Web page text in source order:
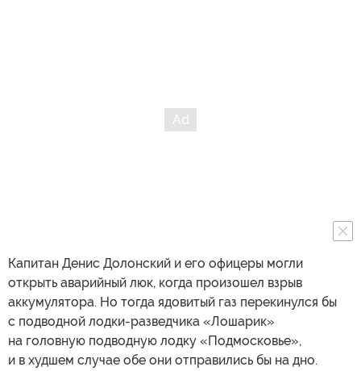
Капитан Денис Долонский и его офицеры могли
открыть аварийный люк, когда произошел взрыв
аккумулятора. Но тогда ядовитый газ перекинулся бы
с подводной лодки-разведчика «Лошарик»
на головную подводную лодку «Подмосковье»,
и в худшем случае обе они отправились бы на дно.